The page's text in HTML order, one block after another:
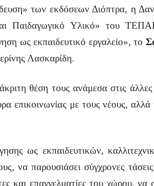
των εκδόσεων Διόπτρα, η
Παιδαγωγικό Υλικό» του
ως εκπαιδευτικό εργαλείο», το
Λασκαρίδη.
θέση τους ανάμεσα στις άλλες
επικοινωνίας με τους νέους, αλλά
ως εκπαιδευτικών,
να παρουσιάσει σύγχρονες
και επαγγελματίες του χώρου, να